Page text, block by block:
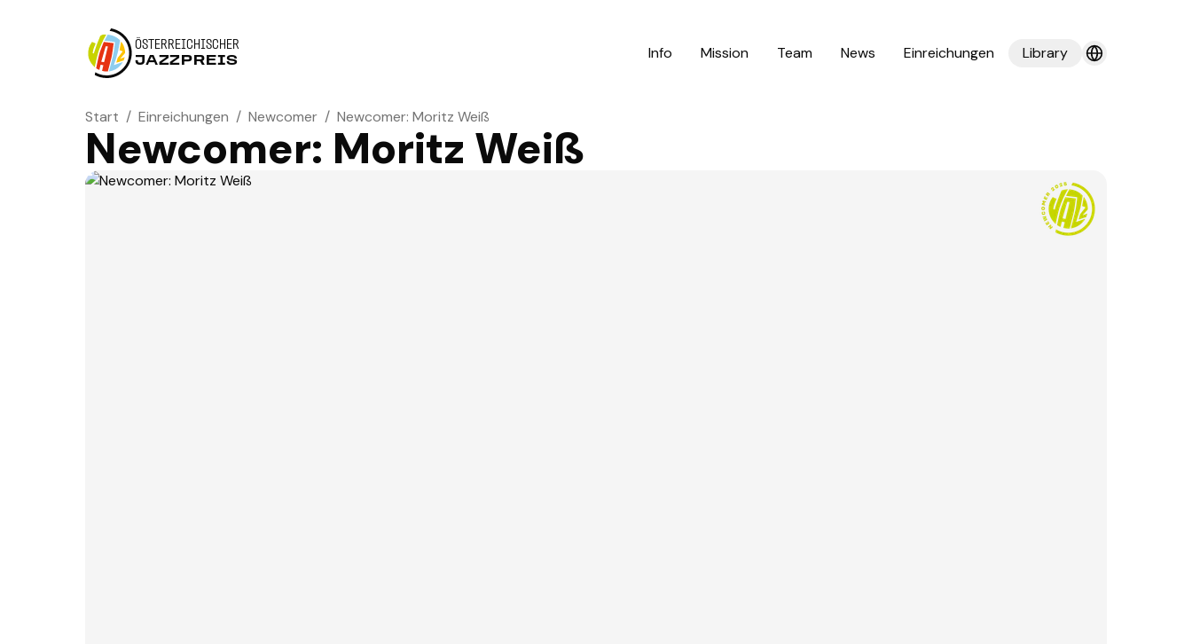
ÖSTERREICHISCHER
JAZZPREIS
Info Mission Team News Einreichungen Library
Start / Einreichungen / Newcomer / Newcomer: Moritz Weiß
Newcomer: Moritz Weiß